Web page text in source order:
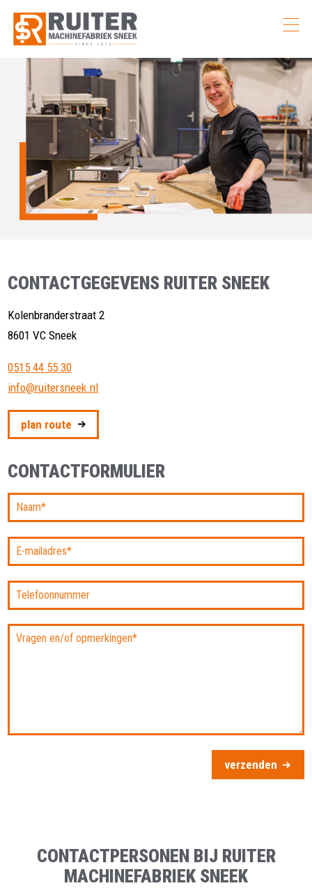
CONTACTGEGEVENS RUITER SNEEK
Kolenbranderstraat 2
8601 VC Sneek
0515 44 55 30
info@ruitersneek.nl
plan route
CONTACTFORMULIER
verzenden
CONTACTPERSONEN BIJ RUITER
MACHINEFABRIEK SNEEK